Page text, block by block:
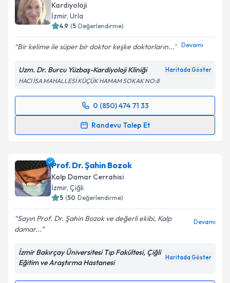
Kardiyoloji
İzmir, Urla
4.9 (5 Değerlendirme)
Bir kelime ile süper bir doktor keşke doktorların... Devamı
Uzm. Dr. Burcu Yüzbaş-Kardiyoloji Kliniği Haritada Göster
HACI İSA MAHALLESİ KÜÇÜK HAMAM SOKAK NO:8
0 (850) 474 71 33
Randevu Talep Et
Randevu Takvimi Talebi
takvim hazırlandığında e-posta ile bilgilendireceğiz.
E-posta Adresiniz
'ni okudum ve kişisel verilerimin belirtilen
kapsamda işlenmesini kabul ediyorum.
Prof. Dr. Şahin Bozok
Kalp Damar Cerrahisi
İzmir, Çiğli
5 (50 Değerlendirme)
Sayın Prof. Dr. Şahin Bozok ve değerli ekibi, Kalp
damar...
Devamı
İzmir Bakırçay Üniversitesi Tıp Fakültesi, Çiğli
Eğitim ve Araştırma Hastanesi
Haritada Göster